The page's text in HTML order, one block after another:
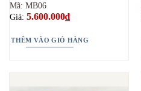
Mã: MB06
Giá: 5.600.000₫
THÊM VÀO GIỎ HÀNG